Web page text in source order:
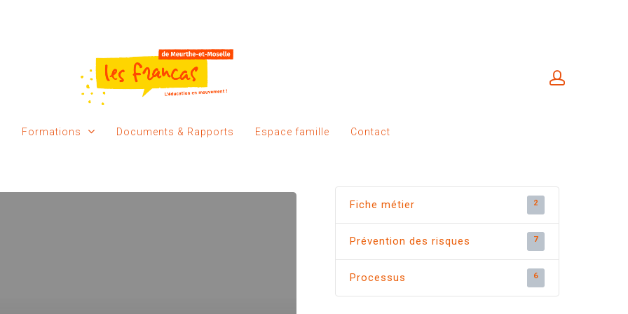
Formations Documents & Rapports Espace famille Contact
Fiche métier 2
Prévention des risques 7
Processus 6